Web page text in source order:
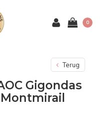
0
Terug
Gigondas